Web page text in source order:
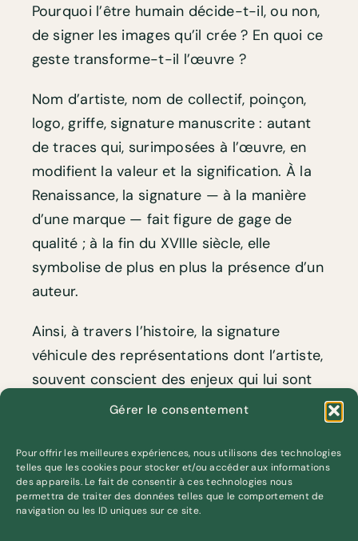
Gérer le consentement
Pour offrir les meilleures expériences, nous utilisons des technologies
telles que les cookies pour stocker et/ou accéder aux informations
des appareils. Le fait de consentir à ces technologies nous
permettra de traiter des données telles que le comportement de
navigation ou les ID uniques sur ce site.
Pourquoi l’être humain décide-t-il, ou non,
de signer les images qu’il crée ? En quoi ce
geste transforme-t-il l’œuvre ?
Nom d’artiste, nom de collectif, poinçon,
logo, griffe, signature manuscrite : autant
de traces qui, surimposées à l’œuvre, en
modifient la valeur et la signification. À la
Renaissance, la signature — à la manière
d’une marque — fait figure de gage de
qualité ; à la fin du XVIIIe siècle, elle
symbolise de plus en plus la présence d’un
auteur.
Ainsi, à travers l’histoire, la signature
véhicule des représentations dont l’artiste,
souvent conscient des enjeux qui lui sont
associés, s’en empare et en joue pour
À partir d’une iconographie riche, cette
conférence en ligne propose des repères
clairs pour réfléchir à la manière de signer